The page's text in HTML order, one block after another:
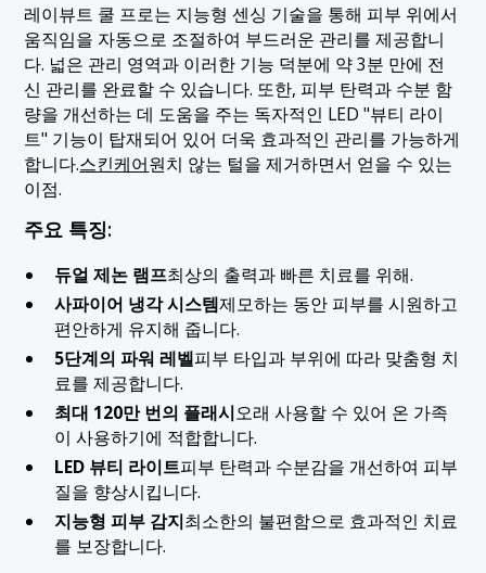
레이뷰트 쿨 프로는 지능형 센싱 기술을 통해 피부 위에서
움직임을 자동으로 조절하여 부드러운 관리를 제공합니
다. 넓은 관리 영역과 이러한 기능 덕분에 약 3분 만에 전
신 관리를 완료할 수 있습니다. 또한, 피부 탄력과 수분 함
량을 개선하는 데 도움을 주는 독자적인 LED "뷰티 라이
트" 기능이 탑재되어 있어 더욱 효과적인 관리를 가능하게
합니다.스킨케어원치 않는 털을 제거하면서 얻을 수 있는
이점.
주요 특징:
듀얼 제논 램프최상의 출력과 빠른 치료를 위해.
사파이어 냉각 시스템제모하는 동안 피부를 시원하고
편안하게 유지해 줍니다.
5단계의 파워 레벨피부 타입과 부위에 따라 맞춤형 치
료를 제공합니다.
최대 120만 번의 플래시오래 사용할 수 있어 온 가족
이 사용하기에 적합합니다.
LED 뷰티 라이트피부 탄력과 수분감을 개선하여 피부
질을 향상시킵니다.
지능형 피부 감지최소한의 불편함으로 효과적인 치료
를 보장합니다.